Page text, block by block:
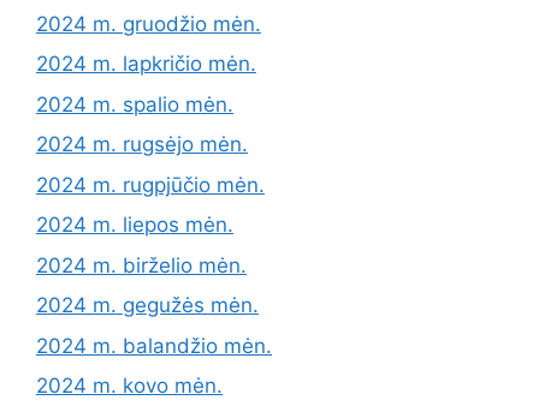
2024 m. gruodžio mėn.
2024 m. lapkričio mėn.
2024 m. spalio mėn.
2024 m. rugsėjo mėn.
2024 m. rugpjūčio mėn.
2024 m. liepos mėn.
2024 m. birželio mėn.
2024 m. gegužės mėn.
2024 m. balandžio mėn.
2024 m. kovo mėn.